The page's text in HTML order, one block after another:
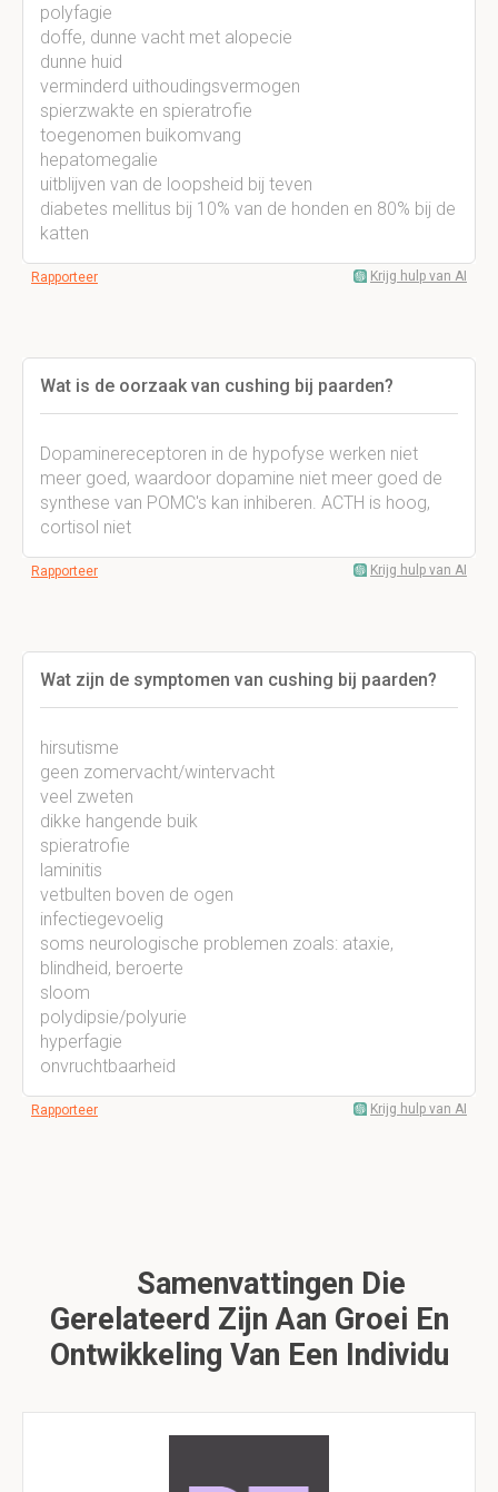
polyfagie
doffe, dunne vacht met alopecie
dunne huid
verminderd uithoudingsvermogen
spierzwakte en spieratrofie
toegenomen buikomvang
hepatomegalie
uitblijven van de loopsheid bij teven
diabetes mellitus bij 10% van de honden en 80% bij de
katten
Rapporteer Krijg hulp van AI
Wat is de oorzaak van cushing bij paarden?
Dopaminereceptoren in de hypofyse werken niet
meer goed, waardoor dopamine niet meer goed de
synthese van POMC's kan inhiberen. ACTH is hoog,
cortisol niet
Rapporteer Krijg hulp van AI
Wat zijn de symptomen van cushing bij paarden?
hirsutisme
geen zomervacht/wintervacht
veel zweten
dikke hangende buik
spieratrofie
laminitis
vetbulten boven de ogen
infectiegevoelig
soms neurologische problemen zoals: ataxie,
blindheid, beroerte
sloom
polydipsie/polyurie
hyperfagie
onvruchtbaarheid
Rapporteer Krijg hulp van AI
Samenvattingen Die
Gerelateerd Zijn Aan Groei En
Ontwikkeling Van Een Individu